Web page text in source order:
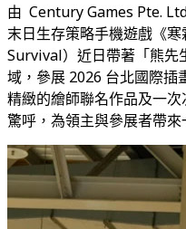
由 Century Games Pte.
末日生存策略手機遊戲《
Survival）近日帶著「熊先
域，參展 2026 台北國際插
精緻的繪師聯名作品及一
驚呼，為領主與參展者帶